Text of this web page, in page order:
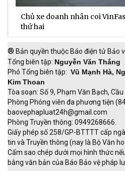
Chủ xe doanh nhân coi
thứ hai
® Bản quyền thuộc Báo điện tử Bảo
Tổng biên tập: Nguyễn Văn Thắng
Phó Tổng biên tập: Vũ Mạnh Hà,
Kim Thoan
Tòa soạn: Số 9, Phạm Văn Bạch, Cầu
Phòng Phóng viên đa phương tiện
baovephapluat24h@gmail.com
Phòng Truyền thông: 0949268666.
Giấy phép số 258/GP-BTTTT cấp
tin và Truyền thông (nay là Bộ Văn
Cấm sao chép dưới mọi hình thức
bằng văn bản của Báo Bảo vệ pháp